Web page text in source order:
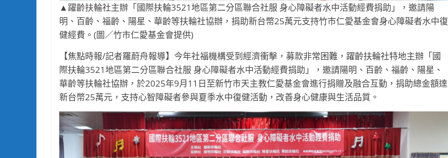
▲躍齡扶輪社主辦「國際扶輪3521地區第二分區聯合社服 身心障礙者水中活動經費捐助」，邀請陽
明、百齡、福齡、陽星、華齡等扶輪社協辦，捐助新台幣25萬元支持竹市仁愛基金會身心障礙者水中復
健經費。(圖／竹市仁愛基金會提供)
【焦點時報/記者羅蔚舟報導】今年社福機構受到經濟衝擊，募款非常困難，躍齡扶輪社特地主辦「國
際扶輪3521地區第二分區聯合社服 身心障礙者水中活動經費捐助」，邀請陽明、百齡、福齡、陽星、
華齡等扶輪社協辦，於2025年9月11日至新竹市天主教仁愛基金會進行捐贈及融合互動，捐助總金額達
新台幣25萬元，支持心智障礙者參與夏季水中復健活動，改善身心健康與生活品質。